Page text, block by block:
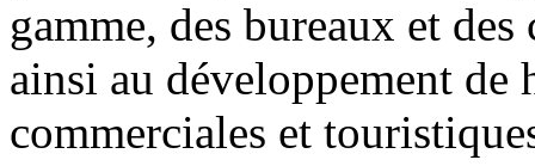
gamme, des bureaux et
ainsi au développement de
commerciales et